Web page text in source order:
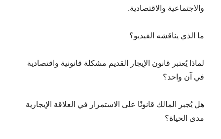
والاجتماعية والاقتصادية.
ما الذي يناقشه الفيديو؟
لماذا يُعتبر قانون الإيجار القديم مشكلة قانونية واقتصادية
في آن واحد؟
هل يُجبر المالك قانونًا على الاستمرار في العلاقة الإيجارية
مدى الحياة؟